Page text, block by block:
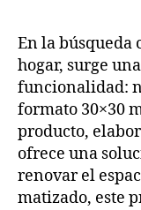
En la búsqueda
hogar, surge
funcionalidad:
formato 30×30
producto,
ofrece una
renovar el
matizado, este